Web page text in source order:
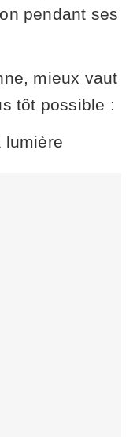
pendant ses
mieux vaut
tôt possible :
lumière